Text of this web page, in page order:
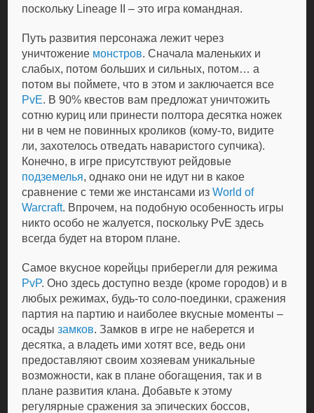
поскольку Lineage II – это игра командная.
Путь развития персонажа лежит через
уничтожение монстров. Сначала маленьких и
слабых, потом больших и сильных, потом… а
потом вы поймете, что в этом и заключается все
PvE. В 90% квестов вам предложат уничтожить
сотню куриц или принести полтора десятка ножек
ни в чем не повинных кроликов (кому-то, видите
ли, захотелось отведать наваристого супчика).
Конечно, в игре присутствуют рейдовые
подземелья, однако они не идут ни в какое
сравнение с теми же инстансами изWorld of
Warcraft. Впрочем, на подобную особенность игры
никто особо не жалуется, поскольку PvE здесь
всегда будет на втором плане.
Самое вкусное корейцы приберегли для режима
PvP. Оно здесь доступно везде (кроме городов) и в
любых режимах, будь-то соло-поединки, сражения
партия на партию и наиболее вкусные моменты –
осадызамков. Замков в игре не наберется и
десятка, а владеть ими хотят все, ведь они
предоставляют своим хозяевам уникальные
возможности, как в плане обогащения, так и в
плане развития клана. Добавьте к этому
регулярные сражения за эпических боссов,